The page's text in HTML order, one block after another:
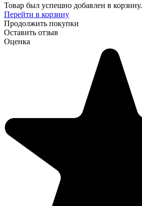
Товар был успешно добавлен в корзину.
Перейти в корзину
Продолжить покупки
Оставить отзыв
Оценка